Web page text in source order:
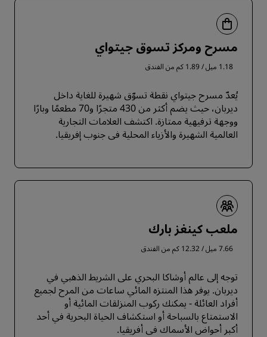
مسرح ومركز تسوق جيتواي
1.18 ميل / 1.89 كم من الفندق
يُعدّ مسرح جيتواي نقطة تسوّق شهيرة للغاية داخل
ديربان، حيث يضم أكثر من 430 متجرًا و70 مطعمًا وبارًا
ووجهة ترفيهية ممتازة. اكتشف العلامات التجارية
العالمية الشهيرة والأزياء المحلية في جنوب إفريقيا.
ملعب كينغز بارك
7.66 ميل / 12.32 كم من الفندق
توجه إلى عالم أوشاكا البحري على الشريط الذهبي في
ديربان. يوفر هذا المنتزه المائي ساعات من المرح لجميع
أفراد العائلة - يمكنك ركوب المنزلقات المائية أو
الاستمتاع بالسباحة أو استكشاف الحياة البحرية في أحد
أكبر أحواض الأسماك في أفريقيا.